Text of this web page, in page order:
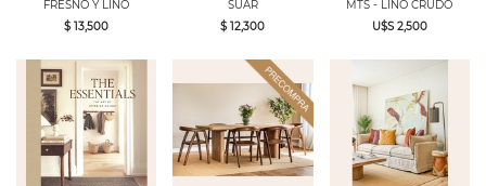
FRESNO Y LINO
$ 13,500
SUAR
$ 12,300
MTS - LINO CRUDO
U$S 2,500